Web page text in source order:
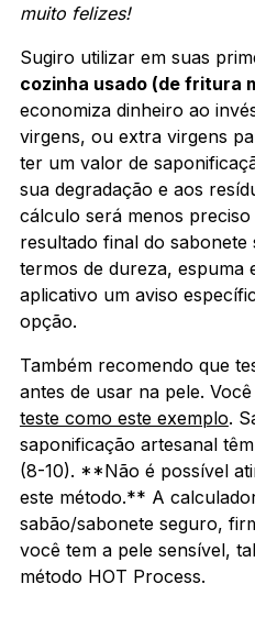
muito felizes!
Sugiro utilizar em suas
cozinha usado (de fritura
economiza dinheiro ao
virgens, ou extra virgens
ter um valor de
sua degradação e aos
cálculo será menos
resultado final do
termos de dureza, espuma
aplicativo um aviso
opção.
Também recomendo que
antes de usar na pele.
teste como este exemplo.
saponificação artesanal
(8-10). **Não é possível
este método.** A
sabão/sabonete seguro,
você tem a pele sensível,
método HOT Process.